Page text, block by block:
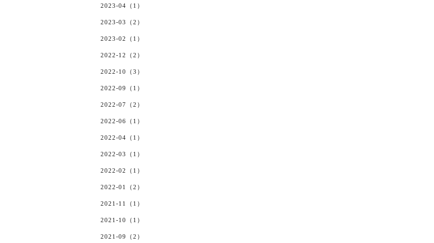
2023-04（1）
2023-03（2）
2023-02（1）
2022-12（2）
2022-10（3）
2022-09（1）
2022-07（2）
2022-06（1）
2022-04（1）
2022-03（1）
2022-02（1）
2022-01（2）
2021-11（1）
2021-10（1）
2021-09（2）